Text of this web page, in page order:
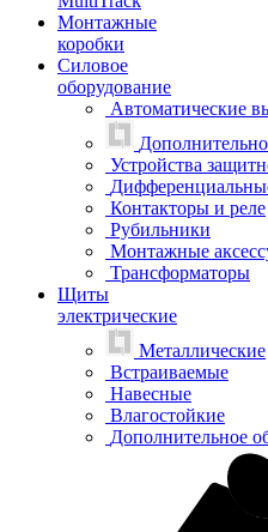
Монтажные
коробки
Силовое
оборудование
Автоматические
Устройства
Контакторы и реле
Рубильники
Монтажные
Трансформаторы
Щиты
электрические
Металлические
Встраиваемые
Навесные
Влагостойкие
Дополнительное